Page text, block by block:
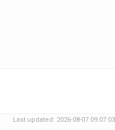
Last updated: 2026-08-07 09:07:03